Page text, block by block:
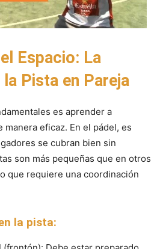
Espacio: La
Pista en Pareja
es aprender a
eficaz. En el pádel, es
se cubran bien sin
son más pequeñas que en otros
que requiere una coordinación
la pista: